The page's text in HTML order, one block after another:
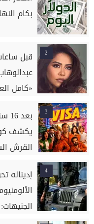
بكام
2
قبل
«كامل العدد»
3
يكشف
القرش
4
إديناله